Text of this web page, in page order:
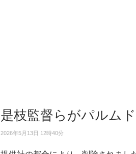
是枝監督らがパルム
2026年5月13日 12時40分